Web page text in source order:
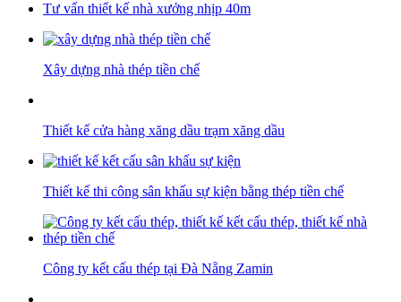
Tư vấn thiết kế nhà xưởng nhịp 40m
Xây dựng nhà thép tiền chế
Thiết kế cửa hàng xăng dầu trạm xăng dầu
Thiết kế thi công sân khấu sự kiện bằng thép tiền chế
Công ty kết cấu thép tại Đà Nẵng Zamin